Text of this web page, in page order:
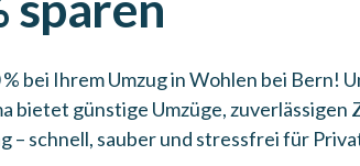
% bei Ihrem Umzug in Wohlen bei Bern!
bietet günstige Umzüge, zuverlässigen
– schnell, sauber und stressfrei für